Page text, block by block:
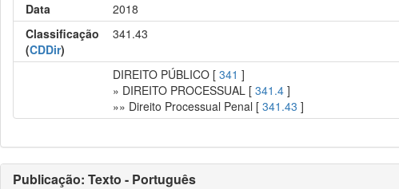
Data
2018
Classificação
(CDDir)
341.43
DIREITO PÚBLICO [341 ]
» DIREITO PROCESSUAL [341.4 ]
»» Direito Processual Penal [341.43 ]
Publicação: Texto - Português